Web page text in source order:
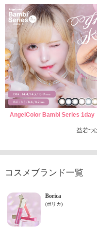
AngelColor Bambi Series 1day
益若つ
コスメブランド一覧